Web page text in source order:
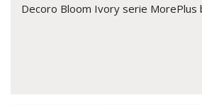
Decoro Bloom Ivory serie MorePlus